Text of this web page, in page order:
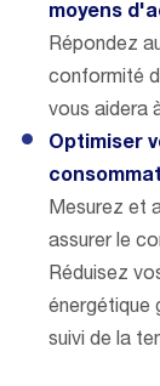
moyens
Répondez
conformité
vous aidera
Optimiser
Mesurez et
assurer le
Réduisez
énergétique
suivi de la